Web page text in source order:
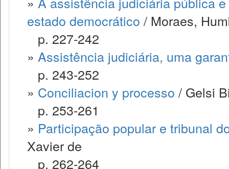
estado democrático / Moraes,
p. 227-242
» Assistência judiciária, uma
p. 243-252
» Conciliacion y processo / Gelsi
p. 253-261
» Participação popular e tribunal
Xavier de
p. 262-264